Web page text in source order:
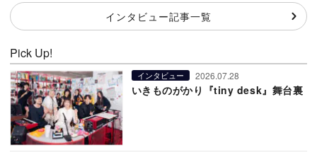
インタビュー記事一覧
Pick Up!
インタビュー 2026.07.28
いきものがかり『tiny desk』舞台裏